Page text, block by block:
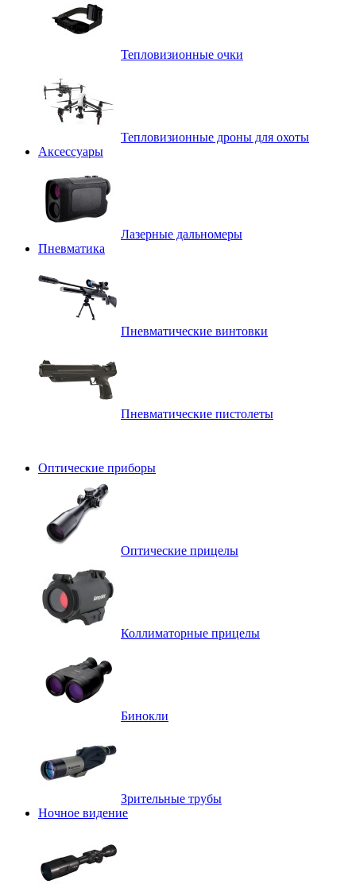
Тепловизионные очки
Тепловизионные дроны для охоты
Аксессуары
Лазерные дальномеры
Пневматика
Пневматические винтовки
Пневматические пистолеты
Оптические приборы
Оптические прицелы
Коллиматорные прицелы
Бинокли
Зрительные трубы
Ночное видение